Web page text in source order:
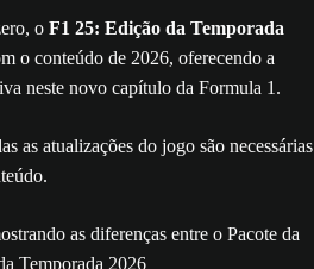
o F1 25: Edição da Temporada
o conteúdo de 2026, oferecendo a
neste novo capítulo da Formula 1.
as atualizações do jogo são necessárias